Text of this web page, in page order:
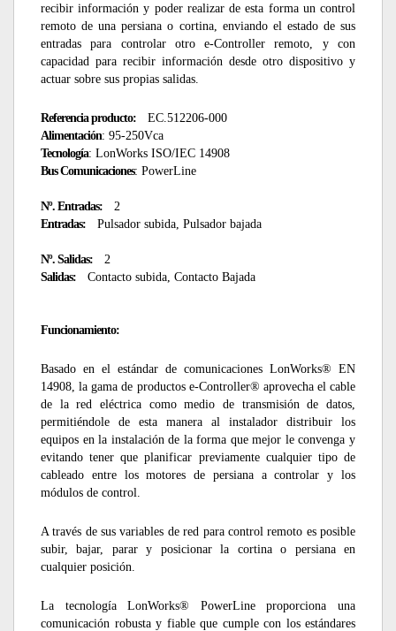
recibir información y poder realizar de esta forma un control
remoto de una persiana o cortina, enviando el estado de sus
entradas para controlar otro e-Controller remoto, y con
capacidad para recibir información desde otro dispositivo y
actuar sobre sus propias salidas.
Referencia producto:
EC.512206-000
Alimentación: 95-250Vca
Tecnología: LonWorks ISO/IEC 14908
Bus Comunicaciones: PowerLine
Nº. Entradas:
2
Entradas:
Pulsador subida, Pulsador bajada
Nº. Salidas:
2
Salidas:
Contacto subida, Contacto Bajada
Funcionamiento:
Basado en el estándar de comunicaciones LonWorks® EN
14908, la gama de productos e-Controller® aprovecha el cable
de la red eléctrica como medio de transmisión de datos,
permitiéndole de esta manera al instalador distribuir los
equipos en la instalación de la forma que mejor le convenga y
evitando tener que planificar previamente cualquier tipo de
cableado entre los motores de persiana a controlar y los
módulos de control.
A través de sus variables de red para control remoto es posible
subir, bajar, parar y posicionar la cortina o persiana en
cualquier posición.
La tecnología LonWorks® PowerLine proporciona una
comunicación robusta y fiable que cumple con los estándares